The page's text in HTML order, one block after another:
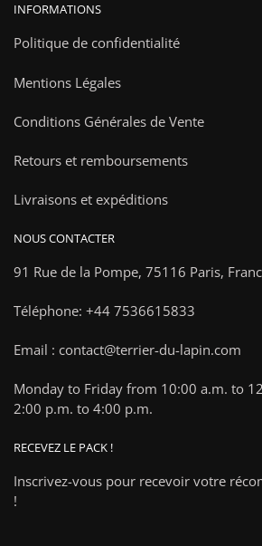
INFORMATIONS
Politique de confidentialité
Mentions Légales
Conditions Générales de Vente
Retours et remboursements
Livraisons et expéditions
NOUS CONTACTER
91 Rue de la Pompe, 75116 Paris,
Téléphone: +44 7536615833
Email : contact@terrier-du-lapin.com
Monday to Friday from 10:00 a.m. to
2:00 p.m. to 4:00 p.m.
RECEVEZ LE PACK !
Inscrivez-vous pour recevoir votre
!